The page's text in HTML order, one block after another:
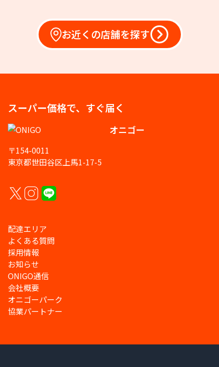
お近くの店舗を探す
スーパー価格で、すぐ届く
オニゴー
〒154-0011
東京都世田谷区上馬1-17-5
配達エリア
よくある質問
採用情報
お知らせ
ONIGO通信
会社概要
オニゴーパーク
協業パートナー